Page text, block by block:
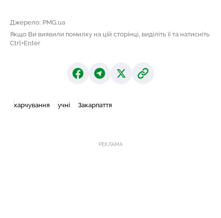
Джерело: PMG.ua
Якщо Ви виявили помилку на цій сторінці, виділіть її та натисніть
Ctrl+Enter
харчування учні Закарпаття
РЕКЛАМА